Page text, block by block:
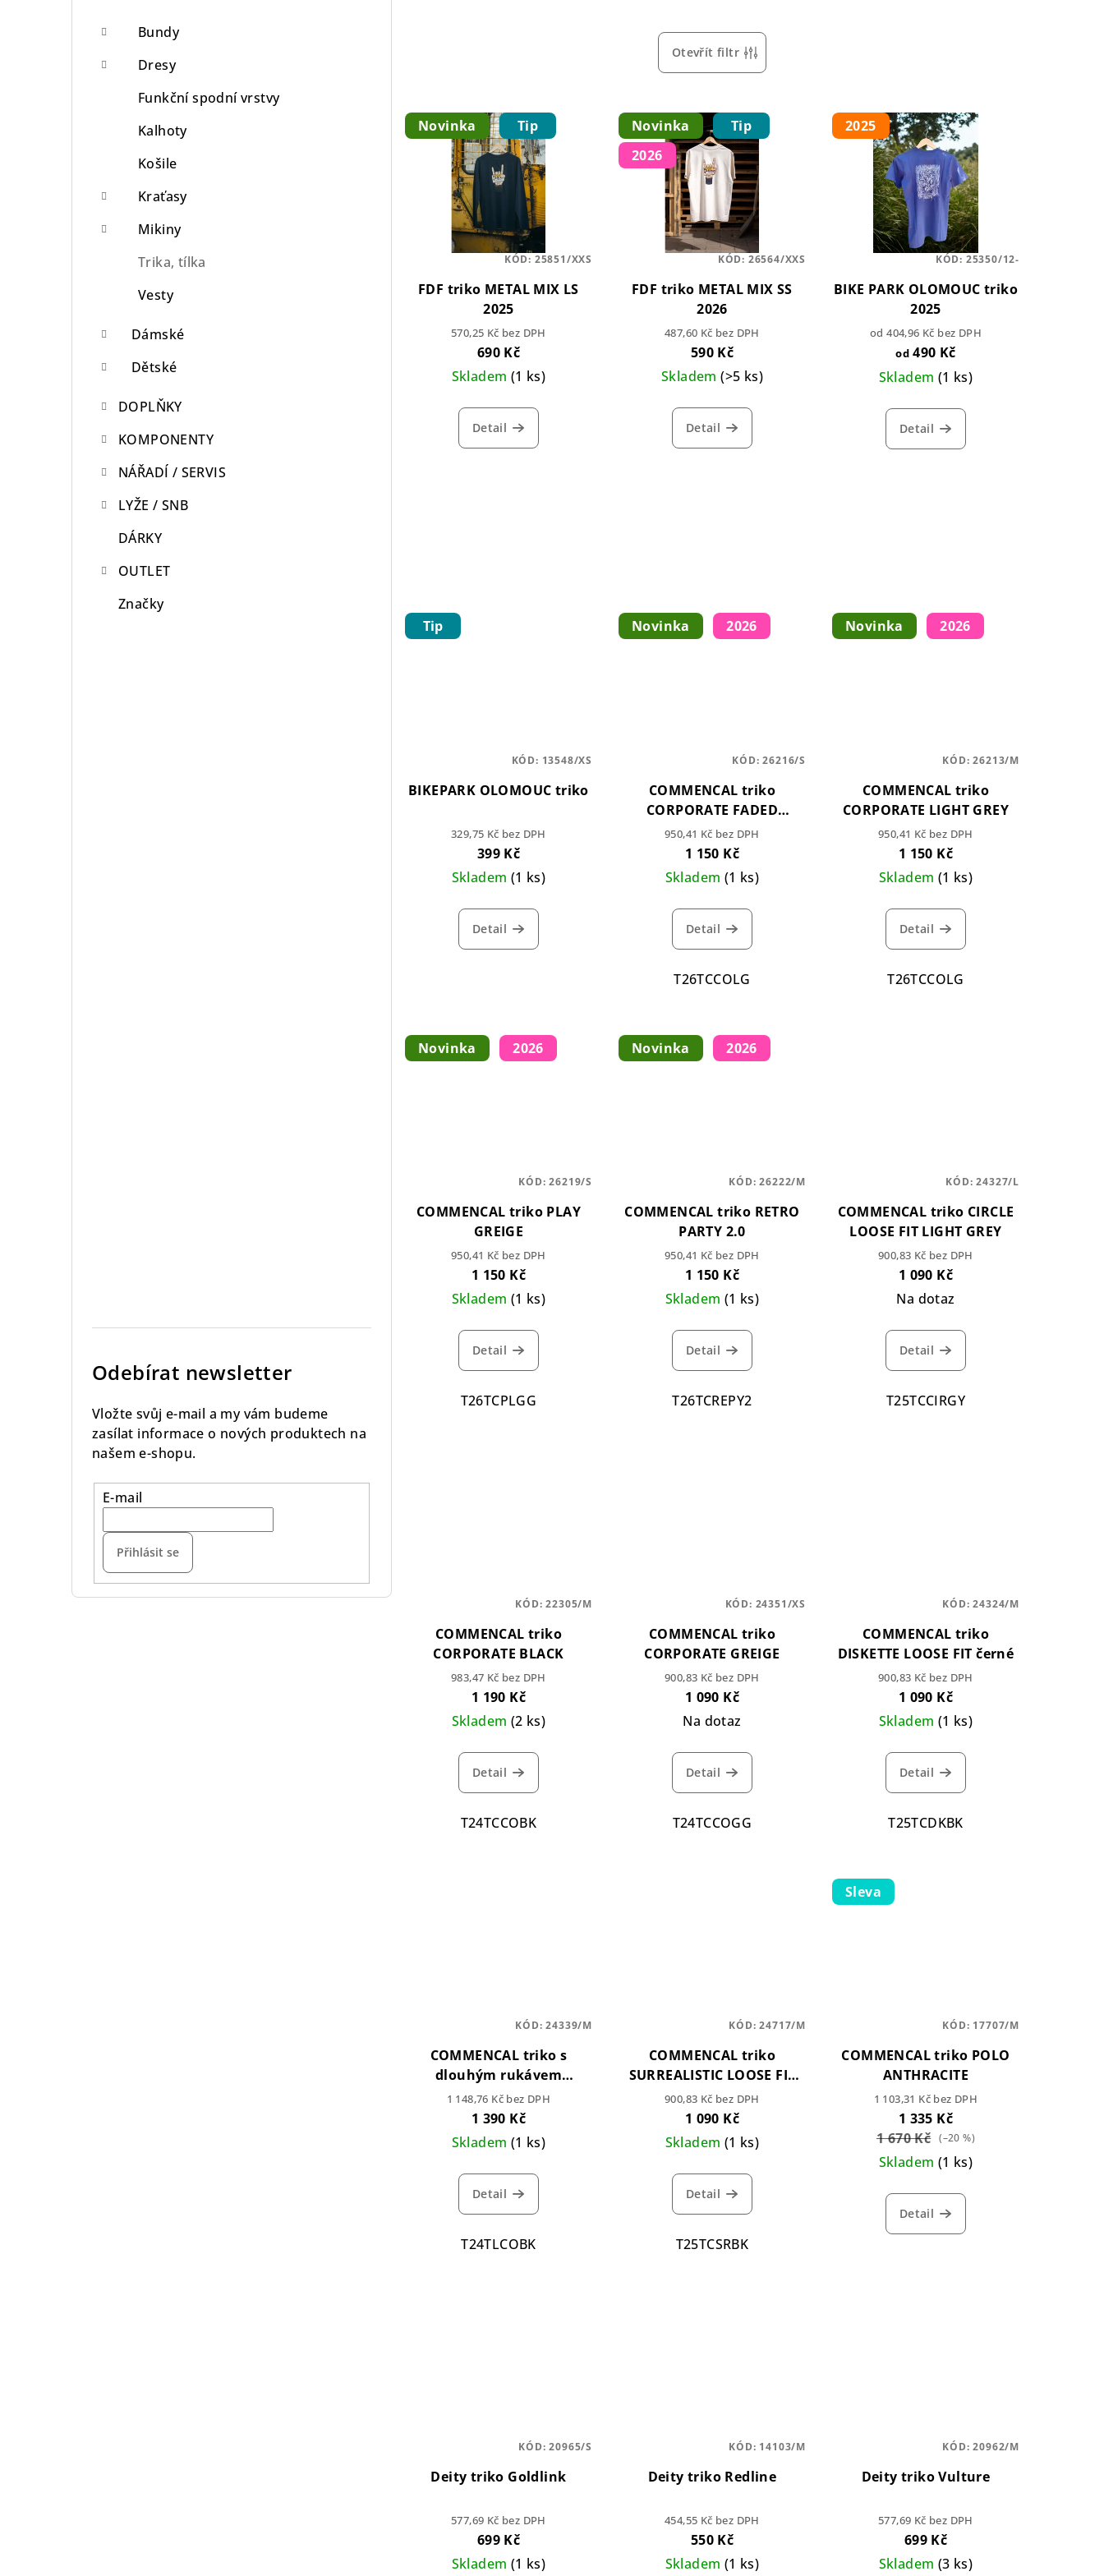
Bundy
Dresy
Funkční spodní vrstvy
Kalhoty
Košile
Kraťasy
Mikiny
Trika, tílka
Vesty
Dámské
Dětské
DOPLŇKY
KOMPONENTY
NÁŘADÍ / SERVIS
LYŽE / SNB
DÁRKY
OUTLET
Značky
Odebírat newsletter
Vložte svůj e-mail a my vám budeme
zasílat informace o nových produktech na
našem e-shopu.
E-mail
Přihlásit se
í
p
k
Otevřít filtr
V
ý
Novinka Tip
FDF triko METAL MIX LS
2025
570,25 Kč bez DPH
690 Kč
Skladem (1 ks)
Detail
KÓD: 25851/XXS
Novinka
Tip
2026
FDF triko METAL MIX SS
2026
487,60 Kč bez DPH
590 Kč
Skladem(>5 ks)
Detail
KÓD: 26564/XXS
2025
BIKE PARK OLOMOUC triko
2025
od 404,96 Kč bez DPH
od490 Kč
Skladem (1 ks)
Detail
KÓD: 25350/12-
Tip
BIKEPARK OLOMOUC triko
329,75 Kč bez DPH
399 Kč
Skladem (1 ks)
Detail
KÓD: 13548/XS
Novinka 2026
COMMENCAL triko
CORPORATE FADED
BROWN
950,41 Kč bez DPH
1 150 Kč
Skladem (1 ks)
Detail
T26TCCOLG
KÓD:26216/S
Novinka 2026
COMMENCAL triko
CORPORATE LIGHT GREY
950,41 Kč bez DPH
1 150 Kč
Skladem (1 ks)
Detail
T26TCCOLG
KÓD:26213/M
Novinka 2026
COMMENCAL triko PLAY
GREIGE
950,41 Kč bez DPH
1 150 Kč
Skladem (1 ks)
Detail
T26TCPLGG
KÓD:26219/S
Novinka 2026
COMMENCAL triko RETRO
PARTY 2.0
950,41 Kč bez DPH
1 150 Kč
Skladem (1 ks)
Detail
T26TCREPY2
KÓD:26222/M
COMMENCAL triko CIRCLE
LOOSE FIT LIGHT GREY
900,83 Kč bez DPH
1 090 Kč
Na dotaz
Detail
T25TCCIRGY
KÓD:24327/L
COMMENCAL triko
CORPORATE BLACK
983,47 Kč bez DPH
1 190 Kč
Skladem (2 ks)
Detail
T24TCCOBK
KÓD:22305/M
COMMENCAL triko
CORPORATE GREIGE
900,83 Kč bez DPH
1 090 Kč
Na dotaz
Detail
T24TCCOGG
KÓD: 24351/XS
COMMENCAL triko
DISKETTE LOOSE FIT černé
900,83 Kč bez DPH
1 090 Kč
Skladem (1 ks)
Detail
T25TCDKBK
KÓD:24324/M
COMMENCAL triko s
dlouhým rukávem
CORPORATE BLACK
1 148,76 Kč bez DPH
1 390 Kč
Skladem (1 ks)
Detail
T24TLCOBK
KÓD:24339/M
COMMENCAL triko
SURREALISTIC LOOSE FIT
BLACK
900,83 Kč bez DPH
1 090 Kč
Skladem (1 ks)
Detail
T25TCSRBK
KÓD:24717/M
Sleva
COMMENCAL triko POLO
ANTHRACITE
1 103,31 Kč bez DPH
1 335 Kč
1 670 Kč (–20 %)
Skladem (1 ks)
Detail
KÓD: 17707/M
Deity triko Goldlink
577,69 Kč bez DPH
699 Kč
Skladem (1 ks)
KÓD:20965/S
Deity triko Redline
454,55 Kč bez DPH
550 Kč
Skladem (1 ks)
KÓD: 14103/M
Deity triko Vulture
577,69 Kč bez DPH
699 Kč
Skladem (3 ks)
KÓD:20962/M